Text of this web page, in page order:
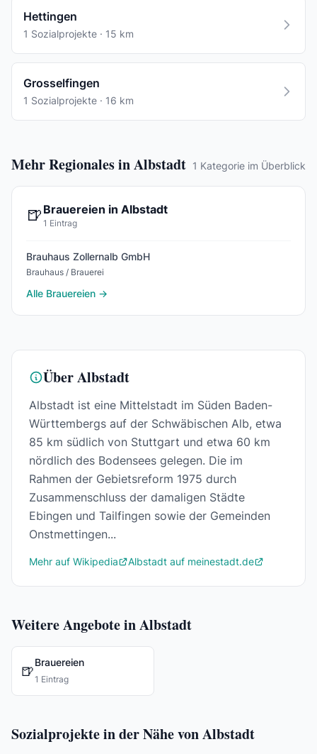
Hettingen
1 Sozialprojekte · 15 km
Grosselfingen
1 Sozialprojekte · 16 km
Mehr Regionales in Albstadt 1 Kategorie im Überblick
🍺 Brauereien in Albstadt
1 Eintrag
Brauhaus Zollernalb GmbH
Brauhaus / Brauerei
Alle Brauereien →
Über Albstadt
Albstadt ist eine Mittelstadt im Süden Baden-
Württembergs auf der Schwäbischen Alb, etwa
85 km südlich von Stuttgart und etwa 60 km
nördlich des Bodensees gelegen. Die im
Rahmen der Gebietsreform 1975 durch
Zusammenschluss der damaligen Städte
Ebingen und Tailfingen sowie der Gemeinden
Onstmettingen...
Mehr auf Wikipedia Albstadt auf meinestadt.de
Weitere Angebote in Albstadt
🍺
Brauereien
1 Eintrag
Sozialprojekte in der Nähe von Albstadt